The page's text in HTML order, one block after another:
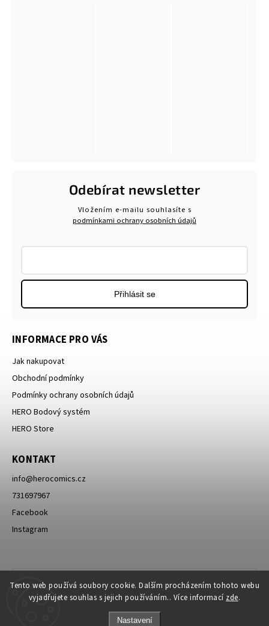
Tento web používá soubory cookie. Dalším procházením tohoto webu
vyjadřujete souhlas s jejich používáním.. Více informací zde.
Nastavení
INFORMACE PRO VÁS
Jak nakupovat
Obchodní podmínky
Podmínky ochrany osobních údajů
HERO Bodový systém
HERO Store
KONTAKT
info@herocomics.cz
731697967
Facebook
Instagram
Odebírat newsletter
Vložením e-mailu souhlasíte s
podmínkami ochrany osobních údajů
Přihlásit se